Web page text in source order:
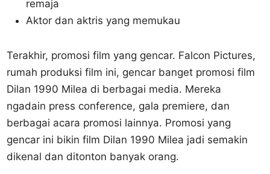
remaja
Aktor dan aktris yang memukau
Terakhir, promosi film yang gencar. Falcon Pictures,
rumah produksi film ini, gencar banget promosi film
Dilan 1990 Milea di berbagai media. Mereka
ngadain press conference, gala premiere, dan
berbagai acara promosi lainnya. Promosi yang
gencar ini bikin film Dilan 1990 Milea jadi semakin
dikenal dan ditonton banyak orang.